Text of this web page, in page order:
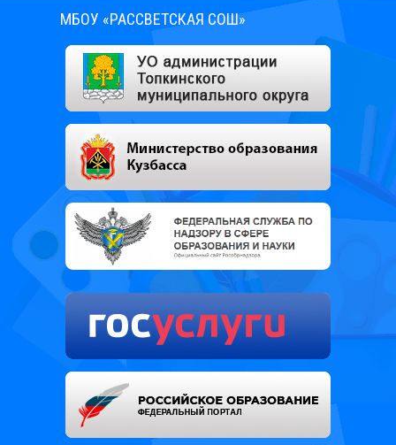
МБОУ «РАССВЕТСКАЯ СОШ»